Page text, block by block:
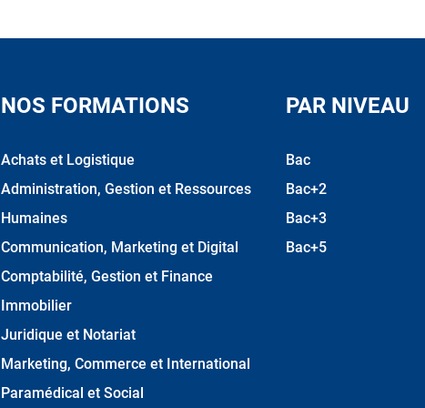
NOS FORMATIONS
Achats et Logistique
Administration, Gestion et Ressources
Humaines
Communication, Marketing et Digital
Comptabilité, Gestion et Finance
Immobilier
Juridique et Notariat
Marketing, Commerce et International
Paramédical et Social
PAR NIVEAU
Bac
Bac+2
Bac+3
Bac+5